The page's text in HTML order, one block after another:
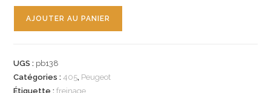
plaquette
av
AJOUTER AU PANIER
UGS : pb138
Catégories :405, Peugeot
Étiquette :freinage